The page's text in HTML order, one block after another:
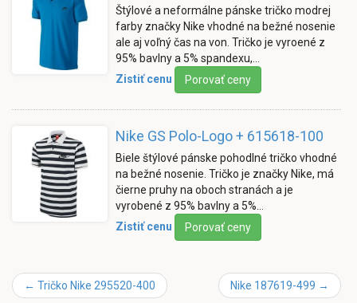
Štýlové a neformálne pánske tričko modrej
farby značky Nike vhodné na bežné nosenie
ale aj voľný čas na von. Tričko je vyroené z
95% bavlny a 5% spandexu,…
Zistiť cenu
Porovať ceny
Nike GS Polo-Logo + 615618-100
Biele štýlové pánske pohodlné tričko vhodné
na bežné nosenie. Tričko je značky Nike, má
čierne pruhy na oboch stranách a je
vyrobené z 95% bavlny a 5%…
Zistiť cenu
Porovať ceny
← Tričko Nike 295520-400 Nike 187619-499 →